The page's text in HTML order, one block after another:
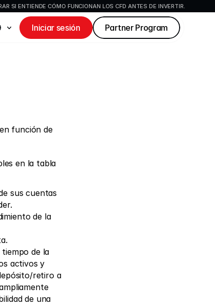
SI ENTIENDE CÓMO FUNCIONAN LOS CFD ANTES DE INVERTIR.
Iniciar sesión Partner Program
función de
en la tabla
sus cuentas
de la
tiempo de la
activos y
retiro a
de una